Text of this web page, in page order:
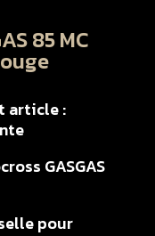
85 MC
article :
GASGAS
pour